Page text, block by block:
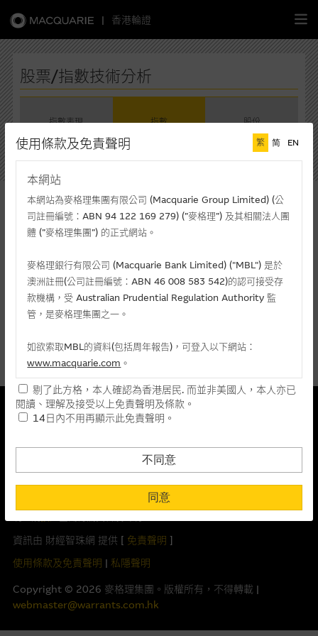
| 香港輪證
主頁
認股證
牛熊證
中資股票專頁
麥格理投資教室
會員專區
關於我們
股票/指數技術分析
指數表現 指數 股份
請選擇指數
上證綜合指數
上證綜合指數
3,940.04
+1.02%
3,940.94
最低價
3,885.63
成交額(千元)
使用條款及免責聲明 繁 简 EN
本網站
本網站為麥格理集團有限公司 (Macquarie Group Limited) (公
司註冊編號：ABN 94 122 169 279) (”麥格理”) 及其相關法人團
體 (”麥格理集團”) 的正式網站。
麥格理銀行有限公司 (Macquarie Bank Limited) ("MBL") 是於
澳洲註冊(公司註冊編號：ABN 46 008 583 542)的認可接受存
款機構，受 Australian Prudential Regulation Authority 監
管，是麥格理集團之一。
如欲索取MBL的資料(包括周年報告)，可登入以下網站：
www.macquarie.com 。
本網站所載資料會隨時更改，而不作另行通知，如閣下欲取麥格
理的資料，可直接聯絡本集團職員。
民使用，並不提供或發售予美國人。本網站內容無意要約或唆使
閣下購買證券、基金單位或其他投資工具(不論在參考條款上或在
其他地方)，但清楚表明上述意圖的個別段落則屬例外。
提供網站內容的基準 – 使用時請考慮個人風險
網站內容來自我們在所示日期時認為可靠之來源，且均以真誠提
供。惟麥格理集團並無核實所有網站內容，故就閣下的目的而
務更新網站內容，或修正任何其後變為明顯失實之地方。網站內
容所載的意見、預測及其他資料可予更改或刪除，而毋須作出通
剔了此方格，本人確認為香港居民. 而並非美國人，本人亦已
閱讀、理解及接受以上免責聲明及條款。
14日內不用再顯示此免責聲明。
不同意
同意
本結構性產品並無抵押品
此內容來自我們在所示日期時認為可靠之來源，且均以真誠提供。然
述，亦不保證此內容在任何用途上均完整、可靠、準確、合時或適合，
亦不為資料的準確程度、完整性及合時性負上責任。
本網址由香港證券及期貨事務監察委員會註冊交易商MCL提供。MCL為
本文所提及上市股份有關的Macquarie Bank Limited (ABN 46 008
及/或流通量提供者。本網站內容僅為香港居民設計，並只供香港市民使
用，不適用於美國人或其他國家之居民。本網址提供之任何資料包括任
或推薦你參與或完成任何交易，或提供任何投資建議或服務。結構性產
品之價格可升可跌，在若干情況下，投資者可能會損失部分或全部投
資。投資者應閱讀上市文件內有關認股證及牛熊證及結構性產品的全部
閣下在瀏覽本網站之時，已明白及同意本網站之所有條款及私隱權聲
資訊由 財經智珠網 提供 [ 免責聲明 ]
使用條款及免責聲明 | 私隱聲明
Copyright © 2026 麥格理集團。版權所有，不得轉載 |
webmaster@warrants.com.hk